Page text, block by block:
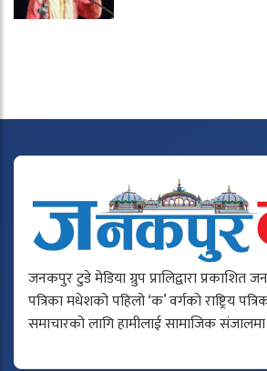
जनकपुर टुडे मेडिया ग्रुप प्रालिद्वारा
पत्रिका मधेशको पहिलो ‘क’ वर्गको राष्ट्रिय
समाचारको लागि हामीलाई सामाजिक